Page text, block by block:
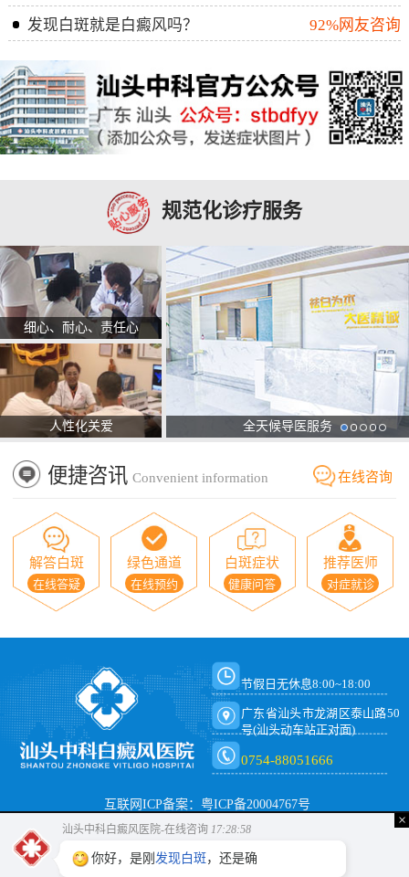
发现白斑就是白癜风吗？
92%网友咨询
规范化诊疗服务
细心、耐心、责任心
人性化关爱 全天候导医服务
便捷咨讯 Convenient information 在线咨询
解答白斑
在线答疑
绿色通道
在线预约
白斑症状
健康问答
推荐医师
对症就诊
节假日无休息8:00~18:00
广东省汕头市龙湖区泰山路50
号(汕头动车站正对面)
0754-88051666
互联网ICP备案：粤ICP备20004767号
×
汕头中科白癜风医院-在线咨询 17:28:58
你好，是刚 发现白斑 ，还是确诊